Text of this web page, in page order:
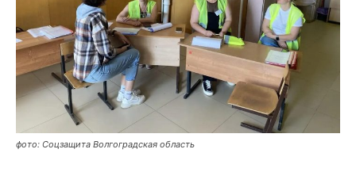
фото: Соцзащита Волгоградская область